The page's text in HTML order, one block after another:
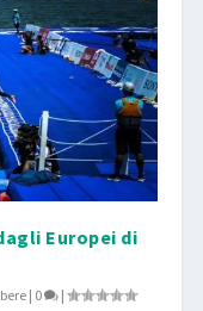
Europei di
| 0 |